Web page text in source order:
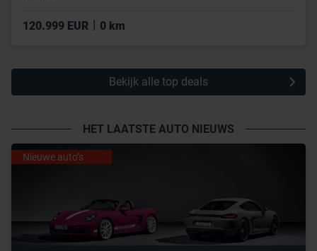
120.999 EUR 0 km
Bekijk alle top deals
HET LAATSTE AUTO NIEUWS
Nieuwe auto’s